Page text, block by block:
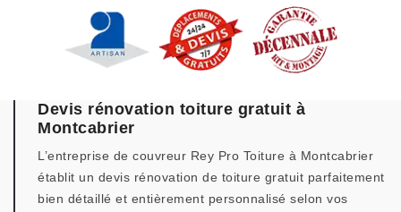
Devis rénovation toiture gratuit à
Montcabrier
L’entreprise de couvreur Rey Pro Toiture à Montcabrier
établit un devis rénovation de toiture gratuit parfaitement
bien détaillé et entièrement personnalisé selon vos